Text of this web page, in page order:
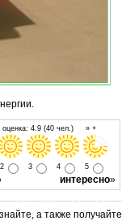
4.9 (40 чел.) » +
3 4 5
интересно»
а также получайте